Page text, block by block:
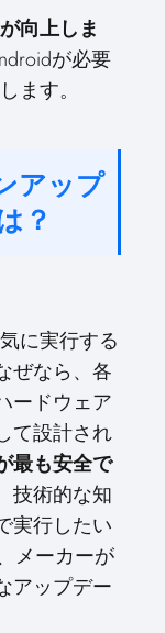
向上しま
が必要
ます。
アップ
？
に実行する
ぜなら、各
ードウェア
て設計され
最も安全で
技術的な知
実行したい
メーカーが
アップデー